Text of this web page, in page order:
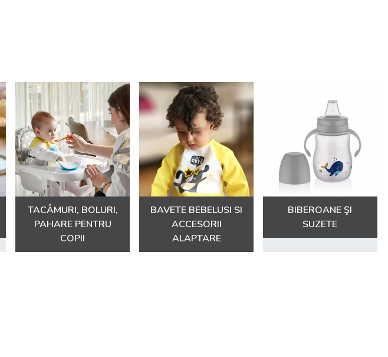
TACÂMURI, BOLURI,
PAHARE PENTRU
COPII
BAVETE BEBELUSI SI
ACCESORII
ALAPTARE
BIBEROANE ŞI
SUZETE